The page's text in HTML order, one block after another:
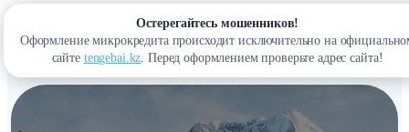
Остерегайтесь мошенников!
Оформление микрокредита происходит исключительно на
сайте tengebai.kz. Перед оформлением проверьте адрес сайта!
Войти